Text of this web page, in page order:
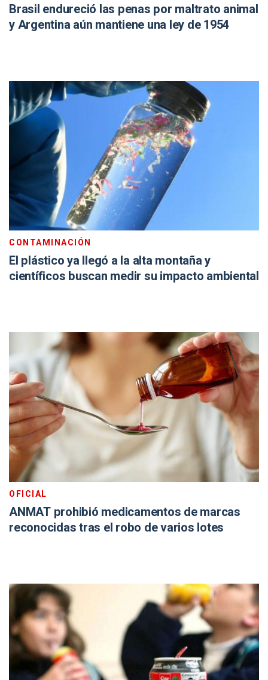
Brasil endureció las penas por maltrato animal
y Argentina aún mantiene una ley de 1954
CONTAMINACIÓN
El plástico ya llegó a la alta montaña y
científicos buscan medir su impacto ambiental
OFICIAL
ANMAT prohibió medicamentos de marcas
reconocidas tras el robo de varios lotes